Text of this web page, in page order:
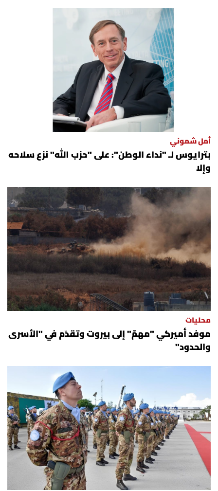
اقتصاد
العالم
الصحافة الإسرائيلية
ثقافة وفنون
فصل من كتاب
اقرأ تضحك
كاميرا
سجالات
صحّة وصحن
الرياضة
منوّعات
حظّك اليوم
للتاريخ
فيديو
من نحن
للتواصل معنا
شروط الاستخدام
أمل شموني
بترايوس لـ "نداء الوطن": على "حزب الله" نزع سلاحه
وإلا
محليات
موفد أميركي "مهمّ" إلى بيروت وتقدّم في "الأسرى
والحدود"